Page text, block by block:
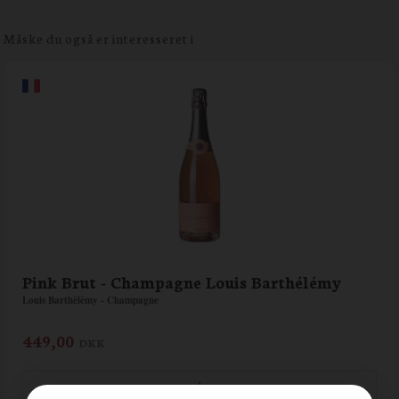
Måske du også er interesseret i
Pink Brut - Champagne Louis Barthélémy
Louis Barthèlèmy - Champagne
449,00